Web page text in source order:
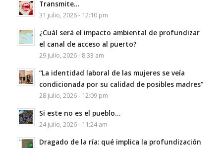
Transmite…
31 julio, 2026 - 12:10 pm
¿Cuál será el impacto ambiental de profundizar
el canal de acceso al puerto?
29 julio, 2026 - 8:33 am
“La identidad laboral de las mujeres se veía
condicionada por su calidad de posibles madres”
28 julio, 2026 - 12:09 pm
Si este no es el pueblo…
24 julio, 2026 - 11:24 am
Dragado de la ría: qué implica la profundización